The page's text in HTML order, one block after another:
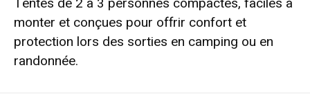
monter et conçues pour offrir confort et
protection lors des sorties en camping ou en
randonnée.